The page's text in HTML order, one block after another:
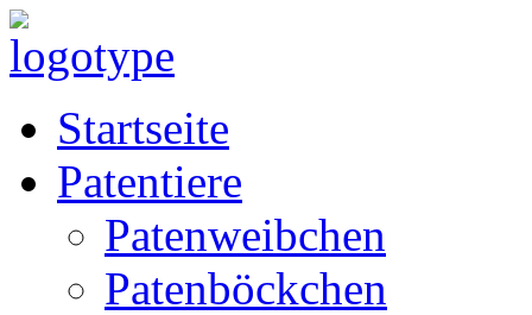
Startseite
Patentiere
Patenweibchen
Patenböckchen